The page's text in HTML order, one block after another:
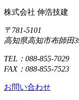
株式会社 伸浩技建
〒781-5101
高知県高知市布師田
TEL：088-855-7029
FAX：088-855-7523
お問い合わせ